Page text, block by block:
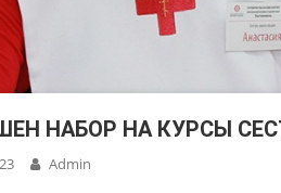
НАБОР НА КУРСЫ
Admin